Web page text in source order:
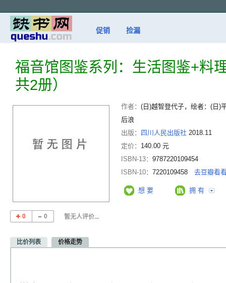
促销 捡漏
福音馆图鉴系列：生活图鉴+料
共2册）
作者： (日)越智登代子，绘者：(日)
后浪
出版：
四川人民出版社 2018.11
定价： 140.00 元
ISBN-13： 9787220109454
ISBN-10： 7220109458 去豆瓣看
想 要 拥 有
0 0 暂无人评价...
比价列表 价格走势